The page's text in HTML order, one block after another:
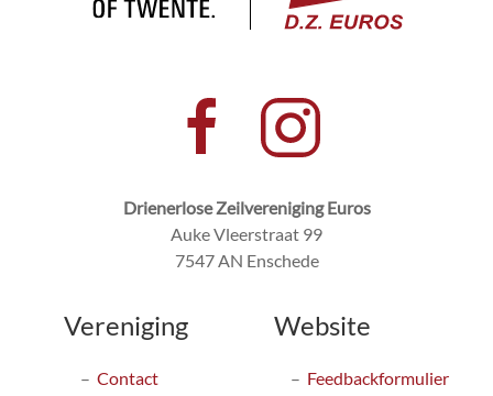
Drienerlose Zeilvereniging Euros
Auke Vleerstraat 99
7547 AN Enschede
Vereniging
Contact
Website
Feedbackformulier